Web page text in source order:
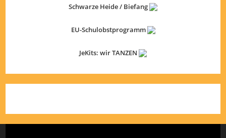
Schwarze Heide / Biefang
EU-Schulobstprogramm
JeKits: wir TANZEN